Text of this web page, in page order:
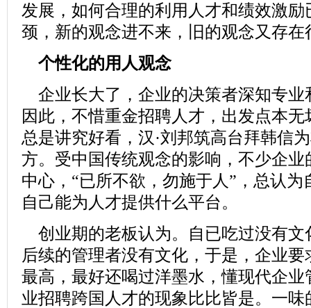
发展，如何合理的利用人才和绩效激
颈，新的观念进不来，旧的观念又存在
个性化的用人观念
企业长大了，企业的决策者深知专业
因此，不惜重金招聘人才，出发点本
总是讲究好看，汉·刘邦筑高台拜韩信
方。受中国传统观念的影响，不少企
中心，“已所不欲，勿施于人”，总认
自己能为人才提供什么平台。
创业期的老板认为。自已吃过没有文
后续的管理者没有文化，于是，企业
最高，最好还喝过洋墨水，懂现代企
业招聘跨国人才的现象比比皆是。一